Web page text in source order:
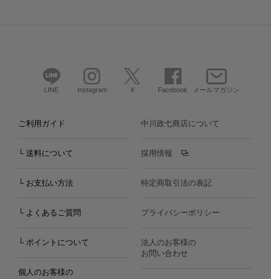
LINE Instagram X Facebook メールマガジン
ご利用ガイド
└ 送料について
└ お支払い方法
└ よくあるご質問
└ ポイントについて
個人のお客様の
中川政七商店について
採用情報
特定商取引法の表記
プライバシーポリシー
法人のお客様の
お問い合わせ